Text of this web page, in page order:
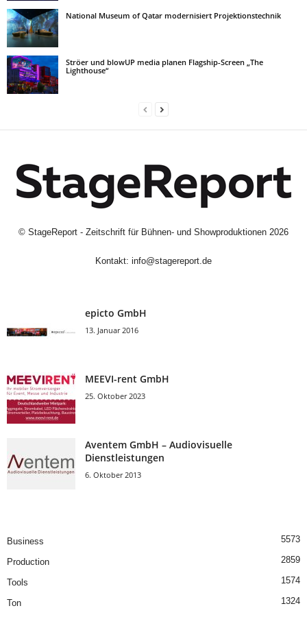
National Museum of Qatar modernisiert Projektionstechnik
Ströer und blowUP media planen Flagship-Screen „The
Lighthouse“
© StageReport - Zeitschrift für Bühnen- und Showproduktionen 2026
Kontakt: info@stagereport.de
epicto GmbH
13. Januar 2016
MEEVI-rent GmbH
25. Oktober 2023
Aventem GmbH – Audiovisuelle
Dienstleistungen
6. Oktober 2013
Business 5573
Production 2859
Tools 1574
Ton
1324